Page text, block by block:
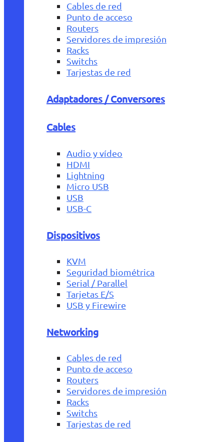
Cables de red
Punto de acceso
Routers
Servidores de impresión
Racks
Switchs
Tarjestas de red
Adaptadores / Conversores
Cables
Audio y vídeo
HDMI
Lightning
Micro USB
USB
USB-C
Dispositivos
KVM
Seguridad biométrica
Serial / Parallel
Tarjetas E/S
USB y Firewire
Networking
Cables de red
Punto de acceso
Routers
Servidores de impresión
Racks
Switchs
Tarjestas de red